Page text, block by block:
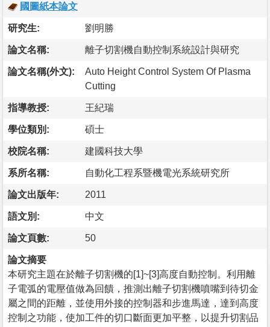
國圖紙本論文
研究生: 劉明勝
論文名稱: 離子切割機自動控制系統設計與研究
論文名稱(外文):
Auto Height Control System Of Plasma
Cutting
指導教授: 王紀瑞
學位類別: 碩士
校院名稱: 建國科技大學
系所名稱: 自動化工程系暨機電光系統研究所
論文出版年: 2011
語文別: 中文
論文頁數: 50
論文摘要
本研究主題在於離子切割機的[1]~[3]高度自動控制。利用離
子電弧的電壓值做為回饋，推測出離子切割機噴嘴到待切金
屬之間的距離，並使用外接的控制器和步進馬達，達到高度
控制之功能，使加工件的切口斷面更加平整，以提升切割品